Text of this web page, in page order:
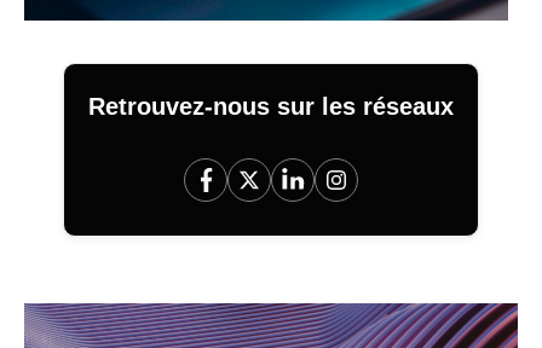
Retrouvez-nous sur les réseaux